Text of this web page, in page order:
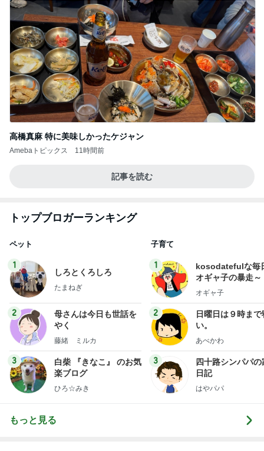
高橋真麻 特に美味しかったケジャン
Amebaトピックス 11時間前
記事を読む
トップブロガーランキング
ペット
1
しろとくろしろ
たまねぎ
2
母さんは今日も世話を
やく
藤緒 ミルカ
3
白柴 『きなこ』 のお気
楽ブログ
ひろ☆みき
子育て
1
kosodatefulな毎
オギャ子の暴走～
オギャ子
2
日曜日は９時まで
い。
あべかわ
3
四十路シンパパの
日記
はやパパ
もっと見る